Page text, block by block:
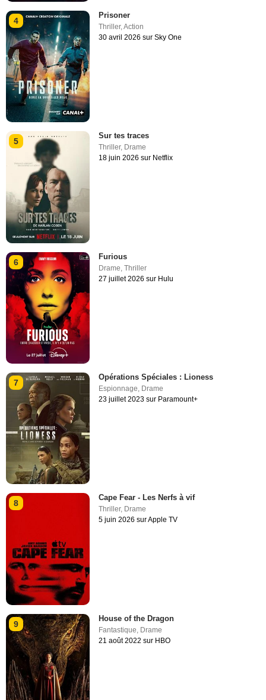
4
Prisoner
Thriller,Action
30 avril 2026 sur Sky One
5
Sur tes traces
Thriller, Drame
18 juin 2026 sur Netflix
6
Furious
Drame ,Thriller
27 juillet 2026 sur Hulu
7
Opérations Spéciales : Lioness
Espionnage, Drame
23 juillet 2023 sur Paramount+
8
Cape Fear - Les Nerfs à vif
Thriller, Drame
5 juin 2026 sur Apple TV
9
House of the Dragon
Fantastique Drame
21 août 2022 sur HBO